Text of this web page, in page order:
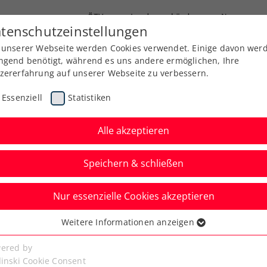
ÖTV Landesverbände News
Ausbildung Services Über uns Kreise
-
Webseite werden Cookies verwendet. Einige davon
benötigt, während es uns andere ermöglichen, Ihre
auf unserer Webseite zu verbessern.
Essenziell Statistiken
Alle akzeptieren
Speichern & schließen
Nur essenzielle Cookies akzeptieren
Cookies werden für grundlegende Funktionen der
benötigt. Dadurch ist gewährleistet, dass die Webseite
Weitere Informationen anzeigen
by
Cookie Consent